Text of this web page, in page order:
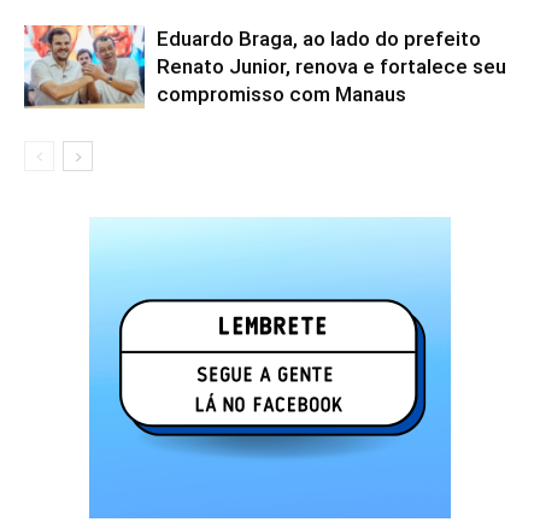
Eduardo Braga, ao lado do prefeito
Renato Junior, renova e fortalece seu
compromisso com Manaus